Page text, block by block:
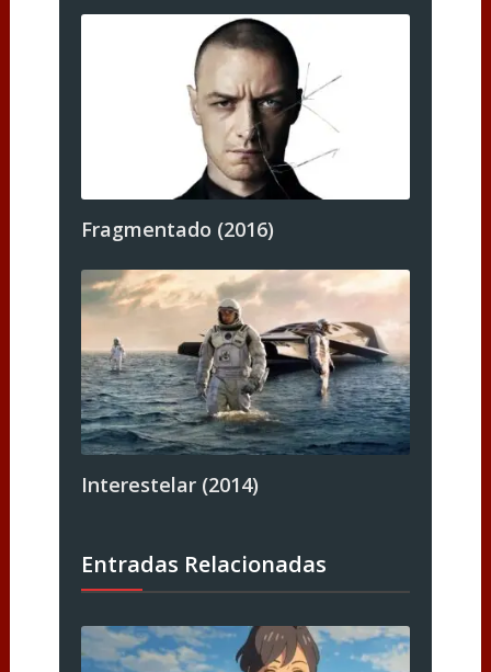
Fragmentado (2016)
Interestelar (2014)
Entradas Relacionadas